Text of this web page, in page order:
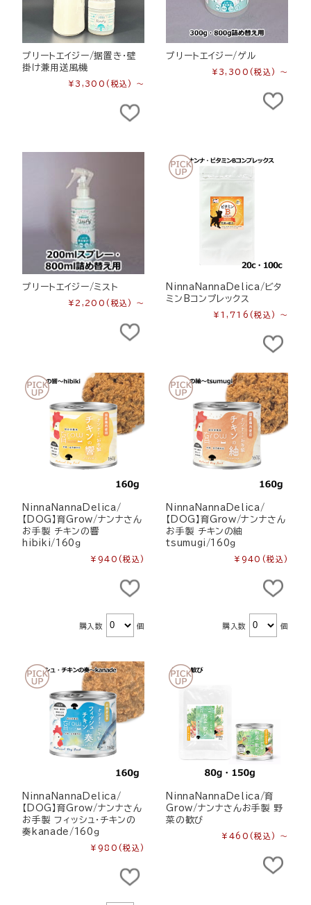
プリートエイジー/据置き・壁
掛け兼用送風機
¥3,300 (税込) ～
プリートエイジー/ゲル
¥3,300 (税込) ～
プリートエイジー/ミスト
¥2,200 (税込) ～
NinnaNannaDelica/ビタ
ミンBコンプレックス
¥1,716 (税込) ～
NinnaNannaDelica/
【DOG】育Grow/ナンナさん
お手製 チキンの響
hibiki/160ｇ
¥940 (税込)
購入数 個
NinnaNannaDelica/
【DOG】育Grow/ナンナさん
お手製 チキンの紬
tsumugi/160ｇ
¥940 (税込)
購入数 個
NinnaNannaDelica/
【DOG】育Grow/ナンナさん
お手製 フィッシュ・チキンの
奏kanade/160ｇ
¥980 (税込)
NinnaNannaDelica/育
Grow/ナンナさんお手製 野
菜の歓び
¥460 (税込) ～